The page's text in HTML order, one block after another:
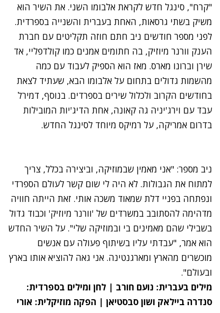
"קרח", סינגל חדש לקראת אלבומו השני. את השיר הוא
משיק בשתי גרסאות, האחת בעברית והשנייה בספרדית.
לפני מספר חודשים ניב חתם חוזה תקליטים עם חברת
הענק וורנר מיוזיק, בה חתומים אמנים כמו קולדפליי, אד
שירן וברונו מארס. מאז הוא הספיק לעבוד עם כמה
מהשמות גדולים בתחום על אלבומו הבא, שעתיד לצאת
בחודשים הקרוב ולכלול שירים בספרדים. בנוסף, דמירל
עבד עם וירג'יניה גה קאונה, אחת הדיג'יות המובילות
בדרום אמריקה, על רמיקס מיוחד לסינגל החדש.
נסה שוב
ניב מספר: "אני מאמין שבמוזיקה, וביצירה בכלל, צריך
למתוח את הגבולות. לא היה לי שום קשר לעולם הספרדי
ונפתחה בפניי דלת שמאוד משכה אותי. זאת הייתה חוויה
מדהימה להסתובב במשרדים של 'וורנר מיוזיק' וכבוד גדול
בשבילי שהם מאמינים בי ובמוזיקה שלי". על השיר החדש
הוא אמר, "עבדתי עליו בשיתוף פעולה עם אנשים
מוכשרים מהארץ ומארגנטינה. אני גאה להוציא אותו בארץ
ובעולם".
מילים בעברית: נועם חורב | לחן ומילים בספרדית:
סנדרה ביילאק ושון סבסטיאן | הפקה מוזיקלית: אורי